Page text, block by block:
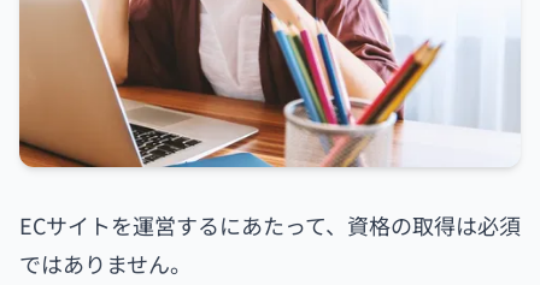
ECサイトを運営するにあたって、資格の取得は必須
ではありません。